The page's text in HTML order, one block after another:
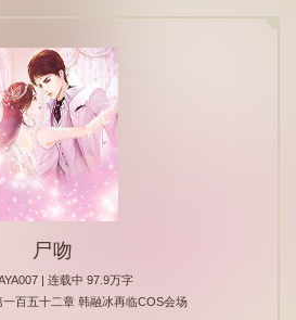
尸吻
| 连载中 97.9万字
一百五十二章 韩融冰再临COS会场